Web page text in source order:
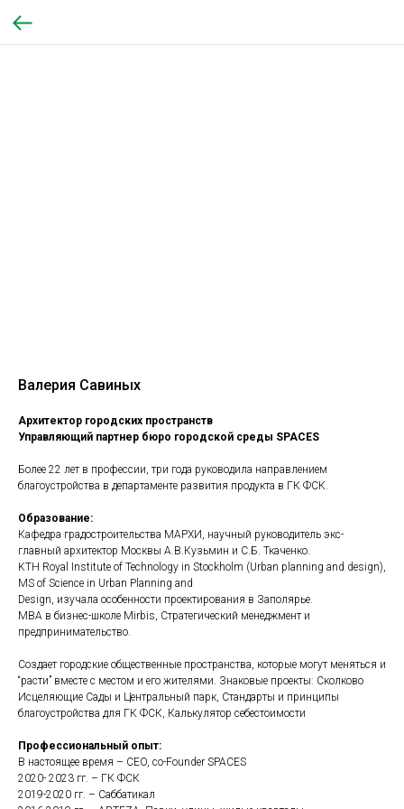
Валерия Савиных
Архитектор городских пространств
Управляющий партнер бюро городской среды SPACES
Более 22 лет в профессии, три года руководила направлением
благоустройства в департаменте развития продукта в ГК ФСК.
Образование:
Кафедра градостроительства МАРХИ, научный руководитель экс-
главный архитектор Москвы А.В.Кузьмин и С.Б. Ткаченко.
KTH Royal Institute of Technology in Stockholm (Urban planning and design),
MS of Science in Urban Planning and
Design, изучала особенности проектирования в Заполярье.
MBA в бизнес-школе Mirbis, Стратегический менеджмент и
предпринимательство.
Создает городские общественные пространства, которые могут меняться и
“расти” вместе с местом и его жителями. Знаковые проекты: Сколково
Исцеляющие Сады и Центральный парк, Стандарты и принципы
благоустройства для ГК ФСК, Калькулятор себестоимости
Профессиональный опыт:
В настоящее время – CEO, co-Founder SPACES
2020- 2023 гг. – ГК ФСК
2019-2020 гг. – Саббатикал